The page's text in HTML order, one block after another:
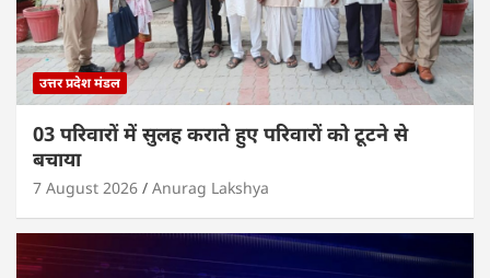
उत्तर प्रदेश मंडल
03 परिवारों में सुलह कराते हुए परिवारों को टूटने से
बचाया
7 August 2026 Anurag Lakshya